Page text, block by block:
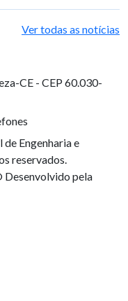
Ver todas as notícias
CE - CEP 60.030-
Engenharia e
reservados.
pela